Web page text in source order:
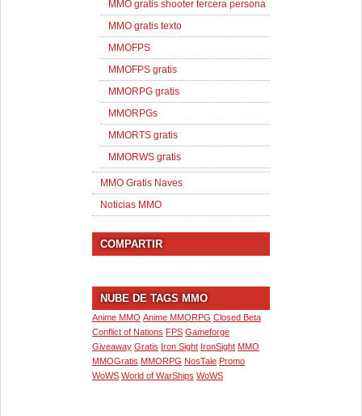
MMO gratis shooter tercera persona
MMO gratis texto
MMOFPS
MMOFPS gratis
MMORPG gratis
MMORPGs
MMORTS gratis
MMORWS gratis
MMO Gratis Naves
Noticias MMO
COMPARTIR
NUBE DE TAGS MMO
Anime MMO Anime MMORPG Closed Beta
Conflict of Nations FPS Gameforge
Giveaway Gratis Iron Sight IronSight MMO
MMOGratis MMORPG NosTale Promo
WoWS World of WarShips WoWS